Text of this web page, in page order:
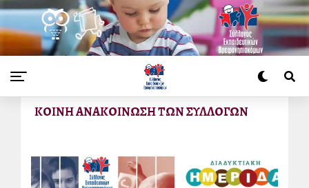
ΚΟΙΝΗ ΑΝΑΚΟΙΝΩΣΗ ΤΩΝ ΣΥΛΛΟΓΩΝ